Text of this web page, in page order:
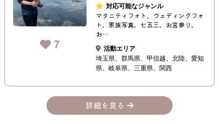
7
対応可能なジャンル
マタニティフォト、ウェディングフォ
ト、家族写真、七五三、お宮参り、
お…
活動エリア
埼玉県
群馬県 甲信越 北陸
愛知
県
岐阜県 三重県 関西
詳細を見る